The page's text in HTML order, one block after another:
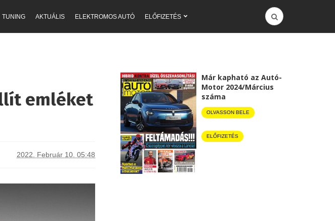
TUNING AKTUÁLIS ELEKTROMOS AUTÓ ELŐFIZETÉS
emléket
2022. Február 10. 05:48
Már kapható az Autó-
Motor 2024/Március
száma
OLVASSON BELE
ELŐFIZETÉS